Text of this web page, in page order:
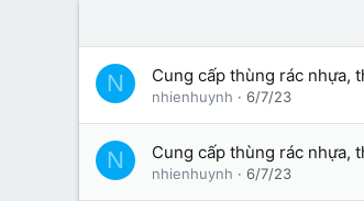
N Cung cấp thùng rác nhựa,
nhienhuynh 6/7/23
N Cung cấp thùng rác nhựa,
nhienhuynh 6/7/23